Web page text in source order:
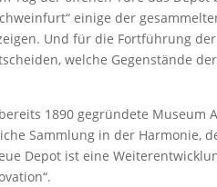
einige der
Und für die Fortführung
welche Gegenstände
1890 gegründete Museum
Sammlung in der Harmonie,
Depot ist eine